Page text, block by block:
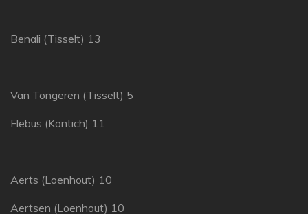
Benali (Tisselt) 13
Van Tongeren (Tisselt) 5
Flebus (Kontich) 11
Aerts (Loenhout) 10
Aertsen (Loenhout) 10